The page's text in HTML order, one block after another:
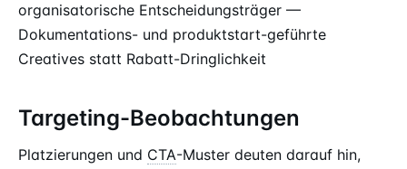
organisatorische Entscheidungsträger —
Dokumentations- und produktstart-geführte
Creatives statt Rabatt-Dringlichkeit
Targeting-Beobachtungen
Platzierungen und CTA-Muster deuten darauf hin,